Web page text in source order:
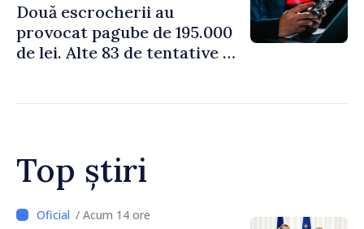
Două escrocherii au
provocat pagube de 195.000
de lei. Alte 83 de tentative au
Top știri
/ Acum 12 ore